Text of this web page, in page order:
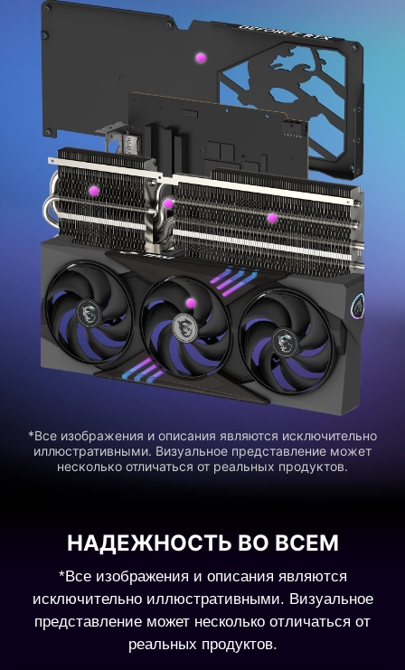
*Все изображения и описания являются исключительно
иллюстративными. Визуальное представление может
несколько отличаться от реальных продуктов.
НАДЕЖНОСТЬ ВО ВСЕМ
*Все изображения и описания являются
исключительно иллюстративными. Визуальное
представление может несколько отличаться от
реальных продуктов.